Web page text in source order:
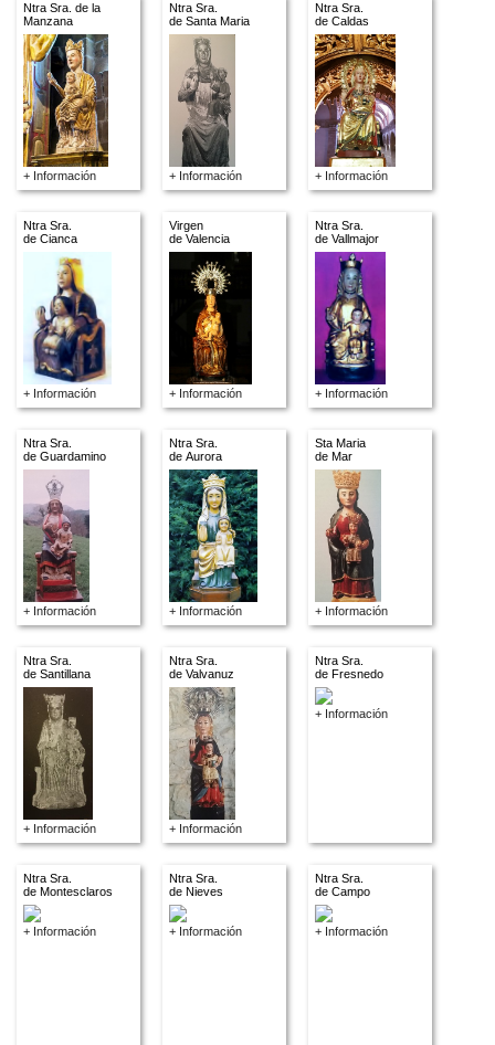
Ntra Sra. de la
Manzana
+ Información
Ntra Sra.
de Santa Maria
+ Información
Ntra Sra.
de Caldas
+ Información
Ntra Sra.
de Cianca
+ Información
Virgen
de Valencia
+ Información
Ntra Sra.
de Vallmajor
+ Información
Ntra Sra.
de Guardamino
+ Información
Ntra Sra.
de Aurora
+ Información
Sta Maria
de Mar
+ Información
Ntra Sra.
de Santillana
+ Información
Ntra Sra.
de Valvanuz
+ Información
Ntra Sra.
de Fresnedo
+ Información
Ntra Sra.
de Montesclaros
+ Información
Ntra Sra.
de Nieves
+ Información
Ntra Sra.
de Campo
+ Información